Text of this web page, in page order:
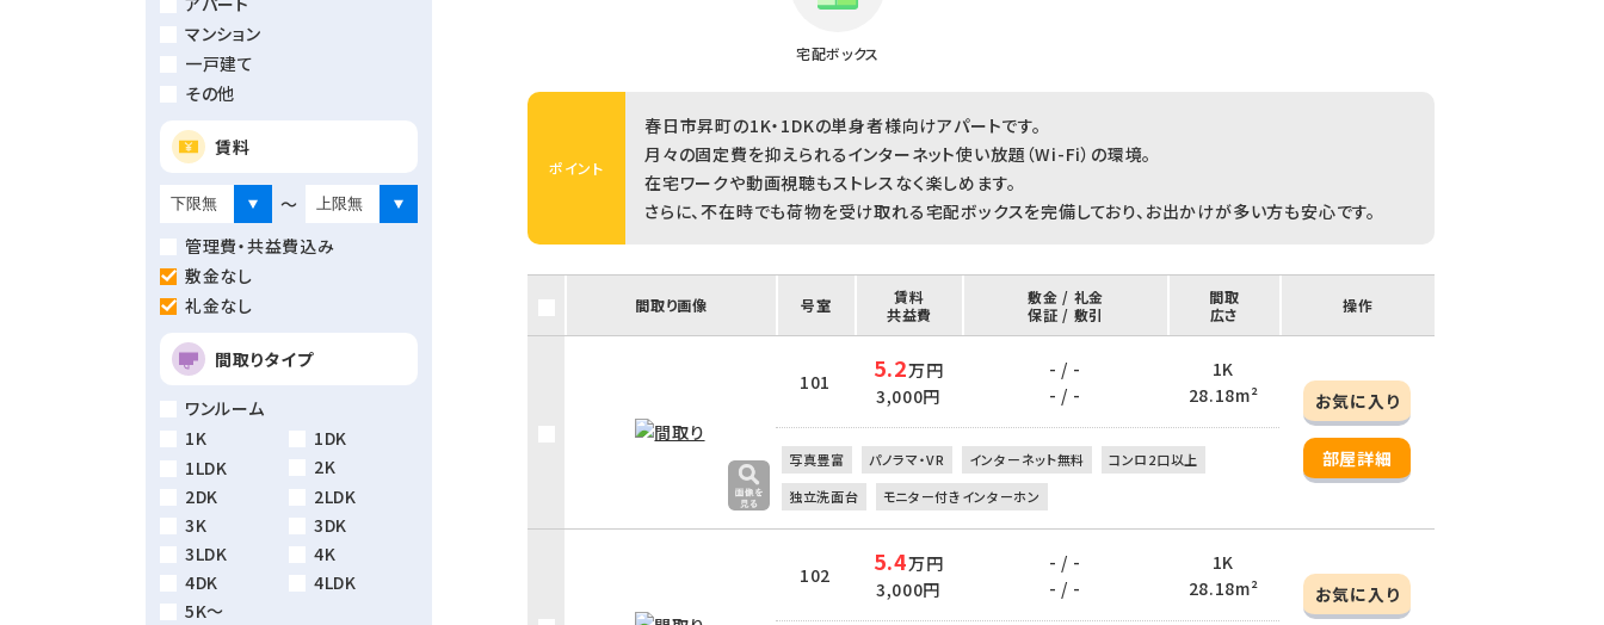
マンション
一戸建て
その他
賃料
～
管理費・共益費込み
敷金なし
礼金なし
間取りタイプ
ワンルーム
1K
1DK
1LDK
2K
2DK
2LDK
3K
3DK
3LDK
4K
4DK
4LDK
5K～
宅配ボックス
ポイント
春日市昇町の1K・1DKの単身者様向けアパートです。
月々の固定費を抑えられるインターネット使い放題（Wi-Fi）の環境。
在宅ワークや動画視聴もストレスなく楽しめます。
さらに、不在時でも荷物を受け取れる宅配ボックスを完備しており、お出かけが多い方も安心です。
間取り画像 号室
賃料
共益費
敷金 / 礼金
保証 / 敷引
間取
広さ
操作
101 5.2万円
3,000円
- / -
- / -
1K
28.18m²
お気に入り
部屋詳細
写真豊富 パノラマ・VR インターネット無料
コンロ2口以上
独立洗面台
モニター付きインターホン
102 5.4万円
3,000円
- / -
- / -
1K
28.18m²
お気に入り